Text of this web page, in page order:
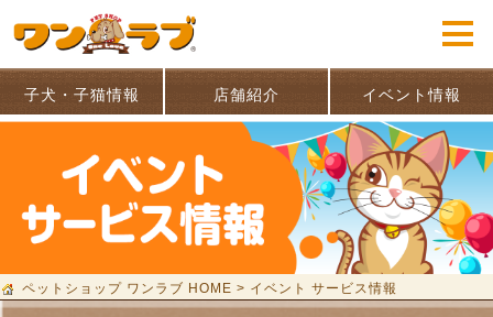
子犬・子猫情報 店舗紹介 イベント情報
ペットショップ ワンラブ HOME > イベント サービス情報